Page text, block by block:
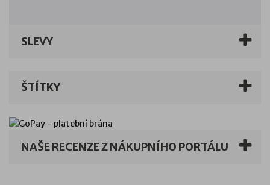
SLEVY
ŠTÍTKY
NAŠE RECENZE Z NÁKUPNÍHO PORTÁLU